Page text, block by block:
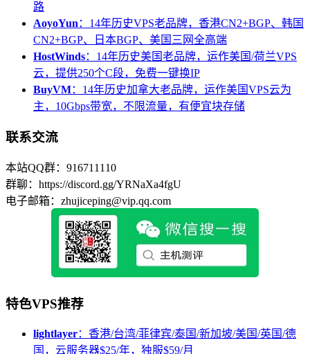
路
AoyoYun：14年历史VPS老品牌，香港CN2+BGP、韩国
CN2+BGP、日本BGP、美国三网全高端
HostWinds：14年历史美国老品牌，运作美国/荷兰VPS
云，提供250个C段，免费一键换IP
BuyVM：14年历史加拿大老品牌，运作美国VPS云为
主，10Gbps带宽，不限流量，有便宜块存储
联系交流
本站QQ群：916711110
群聊：https://discord.gg/YRNaXa4fgU
电子邮箱：zhujiceping@vip.qq.com
特色VPS推荐
lightlayer：香港/台湾/菲律宾/泰国/新加坡/美国/英国/德
国，云服务器$25/年，独服$59/月